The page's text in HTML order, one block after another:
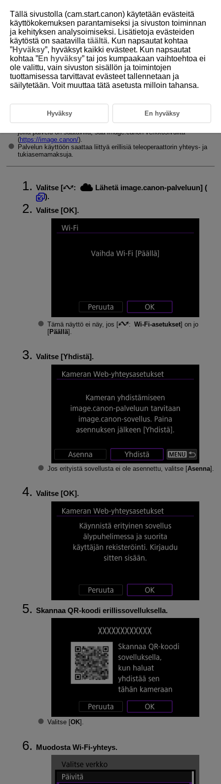
D388-178
Kuvien lähettäminen image.canon-
palveluun
kamerasta.
Siihen tarvitaan älypuhelin, jossa on selain ja Internet-yhteys.
Image.canon-palvelujen käyttöohjeet ja tiedon maista ja alueista,
joilla palvelu on saatavilla, saa image.canon-verkkosivuilta
(https://image.canon/).
Palvelun käyttöön saattaa liittyä erillisiä teleoperaattorin yhteys- ja
tukiasemamaksuja.
Valitse [ : Lähetä image.canon-palveluun] (
).
Valitse [OK].
Tämä näyttö ei näy, jos [ : Wi-Fi-asetukset] on jo
[Päällä].
Valitse [Yhdistä].
Jos erityistä sovellusta ei ole asennettu, valitse [Asenna].
Valitse [OK].
Skannaa QR-koodi erillissovelluksella.
Valitse [OK].
Muodosta Wi-Fi-yhteys.
Tällä sivustolla (cam.start.canon) käytetään evästeitä
käyttökokemuksen parantamiseksi ja sivuston toiminnan
ja kehityksen analysoimiseksi. Lisätietoja evästeiden
käytöstä on saatavilla täältä. Kun napsautat kohtaa
”Hyväksy”, hyväksyt kaikki evästeet. Kun napsautat
kohtaa ”En hyväksy” tai jos kumpaakaan vaihtoehtoa ei
ole valittu, vain sivuston sisällön ja toimintojen
tuottamisessa tarvittavat evästeet tallennetaan ja
säilytetään. Voit muuttaa tätä asetusta milloin tahansa.
Hyväksy En hyväksy